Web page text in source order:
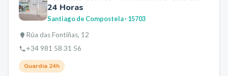
24 Horas
Santiago de Compostela· 15703
Rúa das Fontiñas, 12
+34 981 58 31 56
Guardia 24h